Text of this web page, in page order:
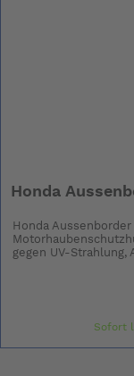
Honda
Honda
gegen UV-Strahlung,
Sofort